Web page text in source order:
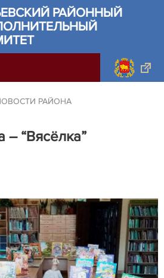
РАЙОННЫЙ
РАЙОНА
“Вясёлка”